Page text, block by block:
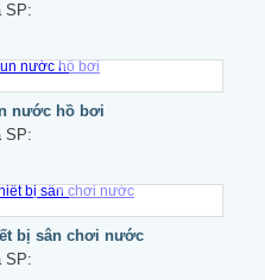
SP:
nước hồ bơi
SP:
bị sân chơi nước
SP: